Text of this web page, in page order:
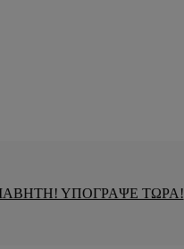
ΥΠΟΓΡΑΨΕ ΤΩΡΑ!